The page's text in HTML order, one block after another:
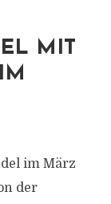
MIT
im März
der